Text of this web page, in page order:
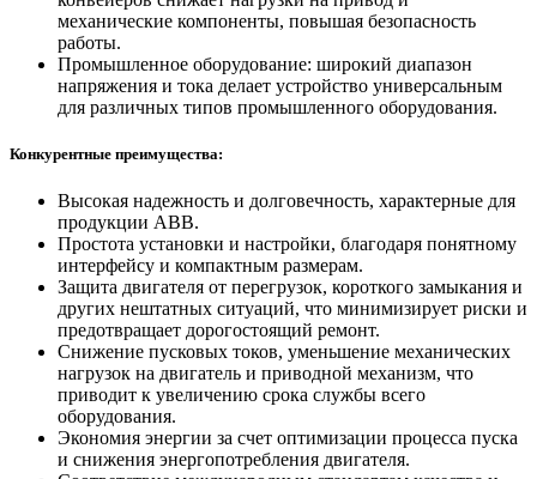
механические компоненты, повышая безопасность
работы.
Промышленное оборудование: широкий диапазон
напряжения и тока делает устройство универсальным
для различных типов промышленного оборудования.
Конкурентные преимущества:
Высокая надежность и долговечность, характерные для
продукции ABB.
Простота установки и настройки, благодаря понятному
интерфейсу и компактным размерам.
Защита двигателя от перегрузок, короткого замыкания и
других нештатных ситуаций, что минимизирует риски и
предотвращает дорогостоящий ремонт.
Снижение пусковых токов, уменьшение механических
нагрузок на двигатель и приводной механизм, что
приводит к увеличению срока службы всего
оборудования.
Экономия энергии за счет оптимизации процесса пуска
и снижения энергопотребления двигателя.